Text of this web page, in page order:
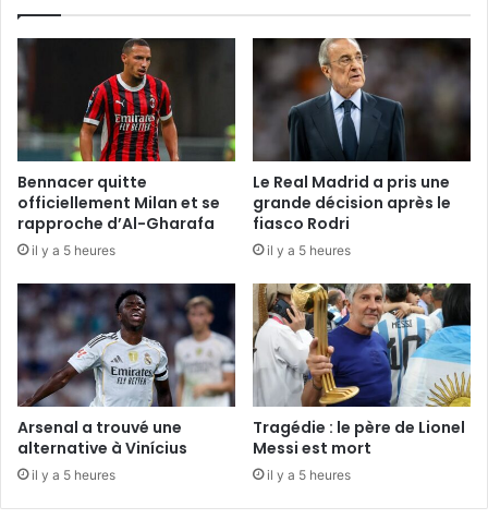
Bennacer quitte
officiellement Milan et se
rapproche d’Al-Gharafa
il y a 5 heures
Le Real Madrid a pris une
grande décision après le
fiasco Rodri
il y a 5 heures
Arsenal a trouvé une
alternative à Vinícius
il y a 5 heures
Tragédie : le père de Lionel
Messi est mort
il y a 5 heures